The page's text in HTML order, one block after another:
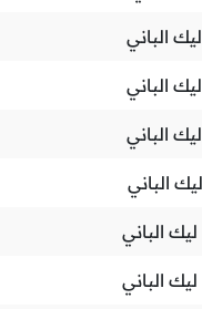
ليك الباني
ليك الباني
ليك الباني
ليك الباني
ليك الباني
ليك الباني